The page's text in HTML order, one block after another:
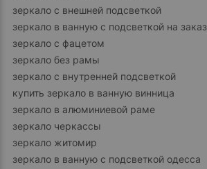
зеркало с внешней подсветкой
зеркало в ванную с подсветкой на заказ
зеркало с фацетом
зеркало без рамы
зеркало с внутренней подсветкой
купить зеркало в ванную винница
зеркало в алюминиевой раме
зеркало черкассы
зеркало житомир
зеркало в ванную с подсветкой одесса